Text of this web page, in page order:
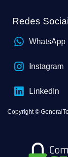
Redes
WhatsApp
Instagram
LinkedIn
Copyright ©